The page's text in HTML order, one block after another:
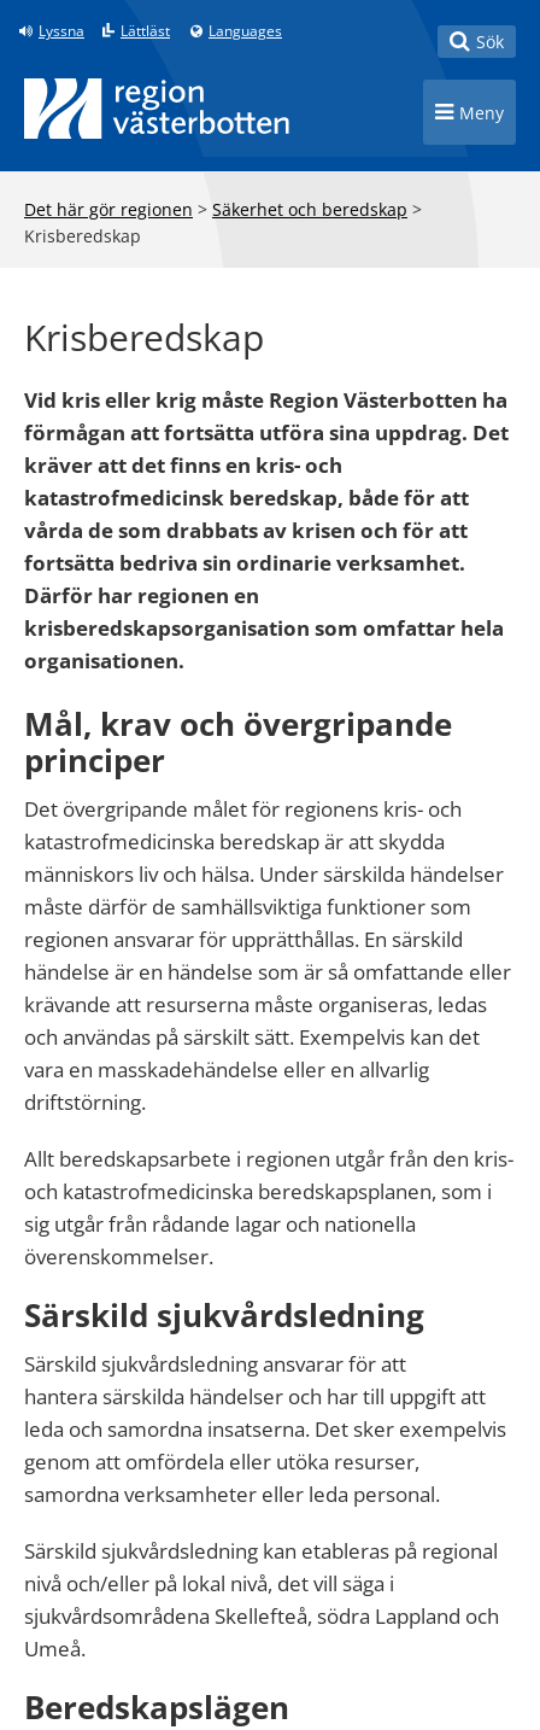
Till innehåll på sidan
Lyssna Lättläst Languages Toggle
Sök
Toggle
Meny
Det här gör regionen > Säkerhet och beredskap >
Krisberedskap
Krisberedskap
Vid kris eller krig måste Region Västerbotten ha
förmågan att fortsätta utföra sina uppdrag. Det
kräver att det finns en kris- och
katastrofmedicinsk beredskap, både för att
vårda de som drabbats av krisen och för att
fortsätta bedriva sin ordinarie verksamhet.
Därför har regionen en
krisberedskapsorganisation som omfattar hela
organisationen.
Mål, krav och övergripande
principer
Det övergripande målet för regionens kris- och
katastrofmedicinska beredskap är att skydda
människors liv och hälsa. Under särskilda händelser
måste därför de samhällsviktiga funktioner som
regionen ansvarar för upprätthållas. En särskild
händelse är en händelse som är så omfattande eller
krävande att resurserna måste organiseras, ledas
och användas på särskilt sätt. Exempelvis kan det
vara en masskadehändelse eller en allvarlig
driftstörning.
Allt beredskapsarbete i regionen utgår från den kris-
och katastrofmedicinska beredskapsplanen, som i
sig utgår från rådande lagar och nationella
överenskommelser.
Särskild sjukvårdsledning
Särskild sjukvårdsledning ansvarar för att
hantera särskilda händelser och har till uppgift att
leda och samordna insatserna. Det sker exempelvis
genom att omfördela eller utöka resurser,
samordna verksamheter eller leda personal.
Särskild sjukvårdsledning kan etableras på regional
nivå och/eller på lokal nivå, det vill säga i
sjukvårdsområdena Skellefteå, södra Lappland och
Umeå.
Beredskapslägen